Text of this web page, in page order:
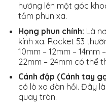
hướng lên một góc
tầm phun xa.
Họng phun chính: Là
kính xa. Rocket 53
10mm – 12mm – 14mm
22mm – 24mm có thể
Cánh đập (Cánh tay
có lò xo đàn hồi. Đây
quay tròn.